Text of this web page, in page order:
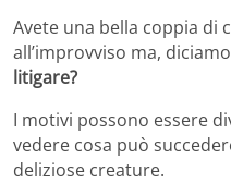
Avete una bella coppia di
all’improvviso ma, diciamo
litigare?
I motivi possono essere
vedere cosa può
deliziose creature.